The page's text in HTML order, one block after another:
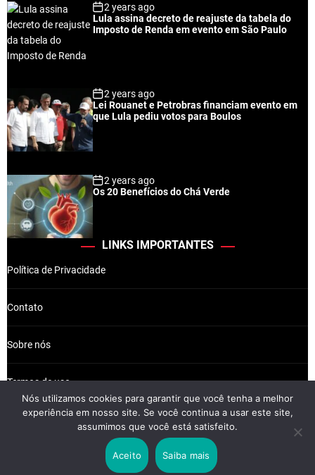
2 years ago
Lula assina decreto de reajuste da tabela do
Imposto de Renda em evento em São Paulo
2 years ago
Lei Rouanet e Petrobras financiam evento em
que Lula pediu votos para Boulos
2 years ago
Os 20 Benefícios do Chá Verde
LINKS IMPORTANTES
Política de Privacidade
Contato
Sobre nós
Termos de uso
Wikkiz © 2026 Newsreach.
Nós utilizamos cookies para garantir que você tenha a melhor
experiência em nosso site. Se você continua a usar este site,
assumimos que você está satisfeito.
Aceito Saiba mais